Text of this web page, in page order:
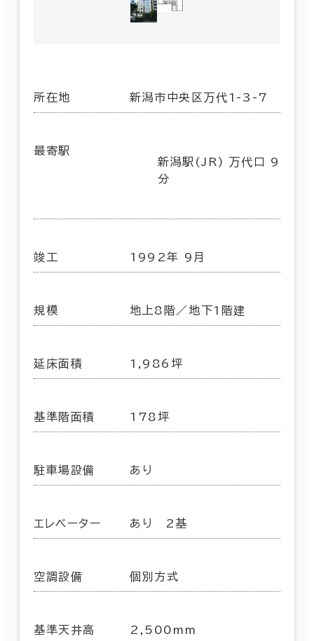
所在地 新潟市中央区万代1-3-7
最寄駅
新潟駅(JR) 万代口 9
分
竣工 1992年 9月
規模 地上8階／地下1階建
延床面積 1,986坪
基準階面積 178坪
駐車場設備 あり
エレベーター あり 2基
空調設備 個別方式
基準天井高 2,500mm